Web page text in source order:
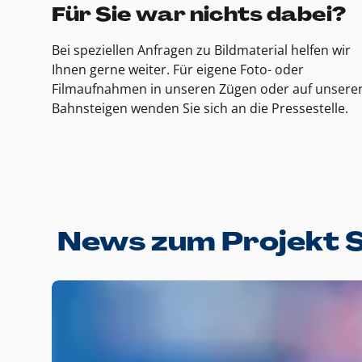
Für Sie war nichts dabei?
Bei speziellen Anfragen zu Bildmaterial helfen wir
Ihnen gerne weiter. Für eigene Foto- oder
Filmaufnahmen in unseren Zügen oder auf
Bahnsteigen wenden Sie sich an die Pressestelle.
News zum Projekt